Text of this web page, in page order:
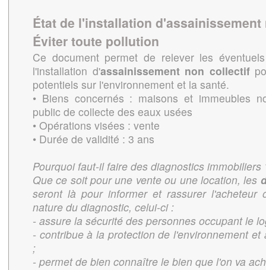
État de l'installation
Éviter toute pollution
Ce document permet de relever les
l'installation d'assainissement non collectif
potentiels sur l'environnement et la santé.
• Biens concernés : maisons et immeubles
public de collecte des eaux usées
• Opérations visées : vente
• Durée de validité : 3 ans
Pourquoi faut-il faire des diagnostics immobiliers
Que ce soit pour une vente ou une location, les
seront là pour informer et rassurer l'acheteur
nature du diagnostic, celui-ci :
- assure la sécurité des personnes occupant le
- contribue à la protection de l'environnement et
;
- permet de bien connaître le bien que l'on va